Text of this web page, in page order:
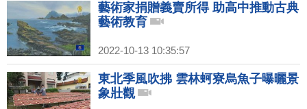
藝術家捐贈義賣所得 助高中推動古典
藝術教育
2022-10-13 10:35:57
東北季風吹拂 雲林蚵寮烏魚子曝曬景
象壯觀